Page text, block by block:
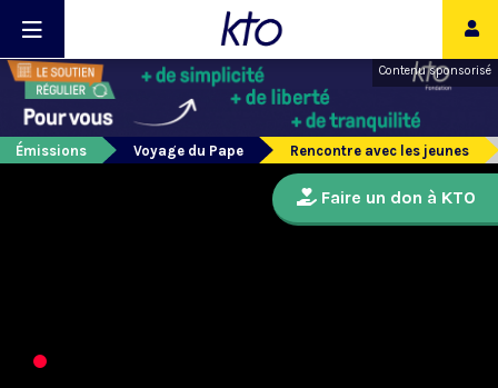
Contenu sponsorisé
Émissions Voyage du Pape Rencontre avec les jeunes
Faire un don à KTO